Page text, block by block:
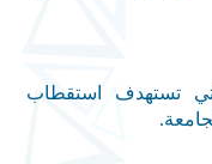
تستهدف استقطاب
.